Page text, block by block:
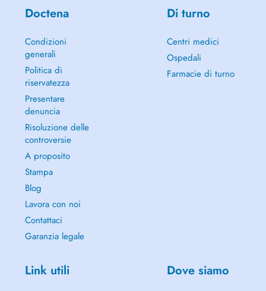
Doctena
Condizioni
generali
Politica di
riservatezza
Presentare
denuncia
Risoluzione delle
controversie
A proposito
Stampa
Blog
Lavora con noi
Contattaci
Garanzia legale
Di turno
Centri medici
Ospedali
Farmacie di turno
Link utili Dove siamo